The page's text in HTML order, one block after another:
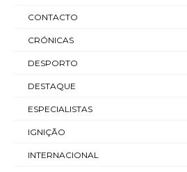
CONTACTO
CRÓNICAS
DESPORTO
DESTAQUE
ESPECIALISTAS
IGNIÇÃO
INTERNACIONAL